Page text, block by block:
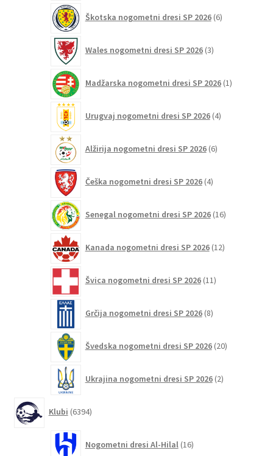
Škotska nogometni dresi SP 2026 6izdelkov
Wales nogometni dresi SP 2026 3izdelki
Madžarska nogometni dresi SP 2026 1izdelek
Urugvaj nogometni dresi SP 2026 4izdelki
Alžirija nogometni dresi SP 2026 6izdelkov
Češka nogometni dresi SP 2026 4izdelki
Senegal nogometni dresi SP 2026 16izdelkov
Kanada nogometni dresi SP 2026 12izdelkov
Švica nogometni dresi SP 2026 11izdelkov
Grčija nogometni dresi SP 2026 8izdelkov
Švedska nogometni dresi SP 2026 20izdelkov
Ukrajina nogometni dresi SP 2026 2izdelka
Klubi 6394izdelkov
Nogometni dresi Al-Hilal 16izdelkov